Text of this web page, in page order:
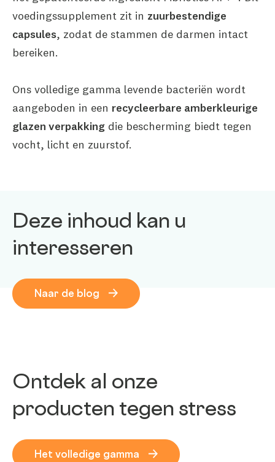
voedingssupplement zit in zuurbestendige
capsules, zodat de stammen de darmen intact
bereiken.
Ons volledige gamma levende bacteriën wordt
aangeboden in een recycleerbare amberkleurige
glazen verpakking die bescherming biedt tegen
vocht, licht en zuurstof.
Deze inhoud kan u
interesseren
Naar de blog
Ontdek al onze
producten tegen stress
Het volledige gamma